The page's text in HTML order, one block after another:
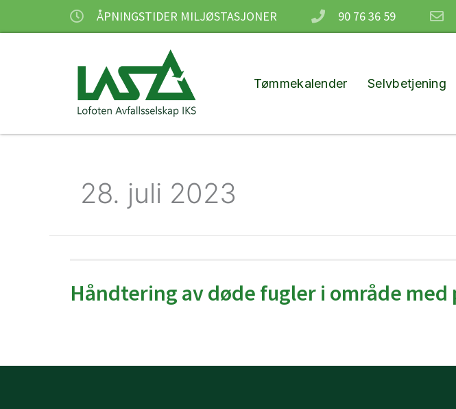
ÅPNINGSTIDER MILJØSTASJONER 90 76 36 59
Tømmekalender Selvbetjening
28. juli 2023
Håndtering av døde fugler i område